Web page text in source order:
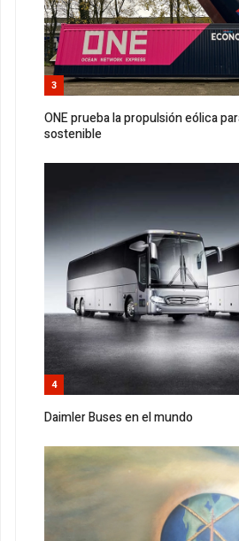
3
ONE prueba la propulsión eólica
sostenible
4
Daimler Buses en el mundo